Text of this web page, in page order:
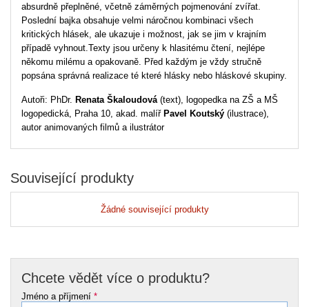
absurdně přeplněné, včetně záměrných pojmenování zvířat.
Poslední bajka obsahuje velmi náročnou kombinaci všech
kritických hlásek, ale ukazuje i možnost, jak se jim v krajním
případě vyhnout.Texty jsou určeny k hlasitému čtení, nejlépe
někomu milému a opakovaně. Před každým je vždy stručně
popsána správná realizace té které hlásky nebo hláskové skupiny.
Autoři: PhDr. Renata Škaloudová (text), logopedka na ZŠ a MŠ
logopedická, Praha 10, akad. malíř Pavel Koutský (ilustrace),
autor animovaných filmů a ilustrátor
Související produkty
Žádné související produkty
Chcete vědět více o produktu?
Jméno a příjmení *